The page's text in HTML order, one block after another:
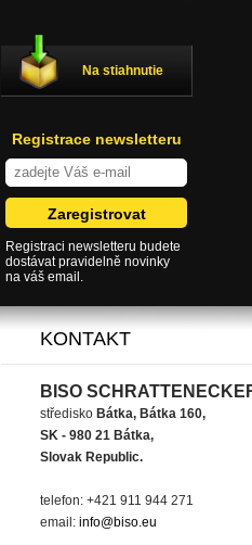
Na stiahnutie
Registrace newsletteru
Registraci newsletteru budete
dostávat pravidelně novinky
na váš email.
KONTAKT
BISO
středisko Bátka, Bátka 160,
SK - 980 21 Bátka,
Slovak Republic.
telefon: +421 911 944 271
email: info@biso.eu